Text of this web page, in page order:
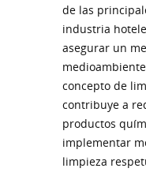
de las
industria
asegurar un
concepto de
contribuye a
productos
implementar
limpieza